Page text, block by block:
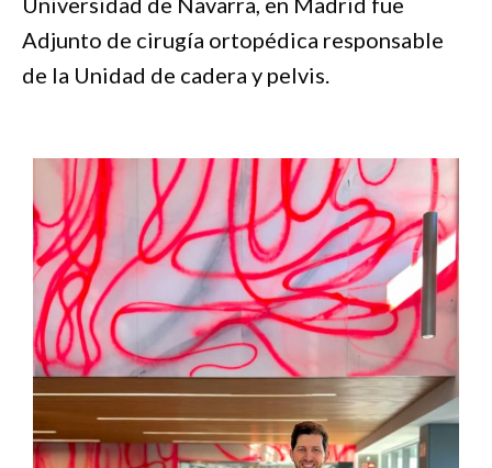
Adjunto de cirugía ortopédica responsable
de la Unidad de cadera y pelvis.